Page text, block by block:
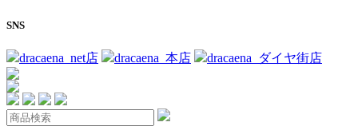
SNS
dracaena_net店 dracaena_本店 dracaena_ダイヤ街店